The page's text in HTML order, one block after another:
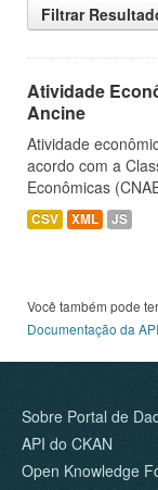
Filtrar
Atividade
Ancine
Atividade
acordo com a
Econômicas
CSV XML JS
Você também pode
Documentação da API
Sobre Portal de
API do CKAN
Open Knowledge